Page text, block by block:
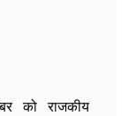
को राजकीय